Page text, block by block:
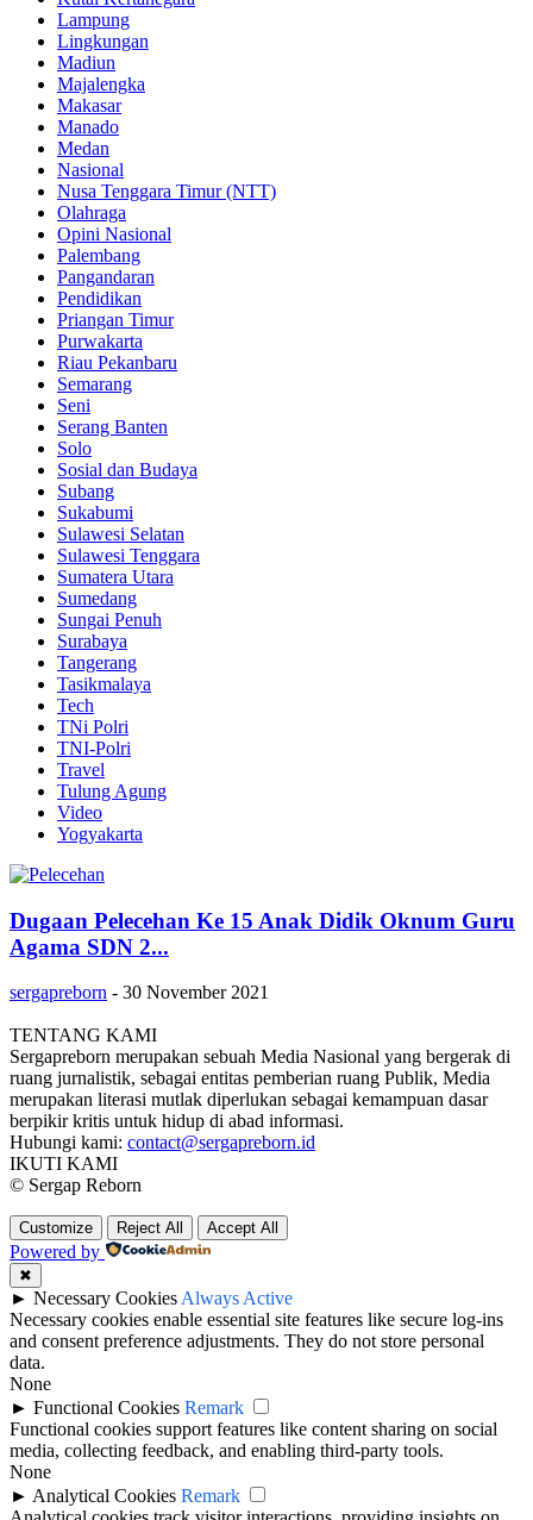
Lampung
Lingkungan
Madiun
Majalengka
Makasar
Manado
Medan
Nasional
Nusa Tenggara Timur (NTT)
Olahraga
Opini Nasional
Palembang
Pangandaran
Pendidikan
Priangan Timur
Purwakarta
Riau Pekanbaru
Semarang
Seni
Serang Banten
Solo
Sosial dan Budaya
Subang
Sukabumi
Sulawesi Selatan
Sulawesi Tenggara
Sumatera Utara
Sumedang
Sungai Penuh
Surabaya
Tangerang
Tasikmalaya
Tech
TNi Polri
TNI-Polri
Travel
Tulung Agung
Video
Yogyakarta
Dugaan Pelecehan Ke 15 Anak Didik Oknum Guru
Agama SDN 2...
sergapreborn - 30 November 2021
TENTANG KAMI
Sergapreborn merupakan sebuah Media Nasional yang bergerak di
ruang jurnalistik, sebagai entitas pemberian ruang Publik, Media
merupakan literasi mutlak diperlukan sebagai kemampuan dasar
berpikir kritis untuk hidup di abad informasi.
Hubungi kami: contact@sergapreborn.id
IKUTI KAMI
© Sergap Reborn
Customize Reject All Accept All
Powered by
✖
► Necessary Cookies Always Active
Necessary cookies enable essential site features like secure log-ins
and consent preference adjustments. They do not store personal
data.
None
► Functional Cookies Remark
Functional cookies support features like content sharing on social
media, collecting feedback, and enabling third-party tools.
None
► Analytical Cookies Remark